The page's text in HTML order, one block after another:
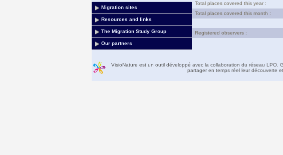
Migration sites
Resources and links
The Migration Study Group
Our partners
Total places covered this year :
Total places covered this month :
Registered observers :
VisioNature est un outil développé avec la collaboration du réseau
partager en temps réel leur découverte